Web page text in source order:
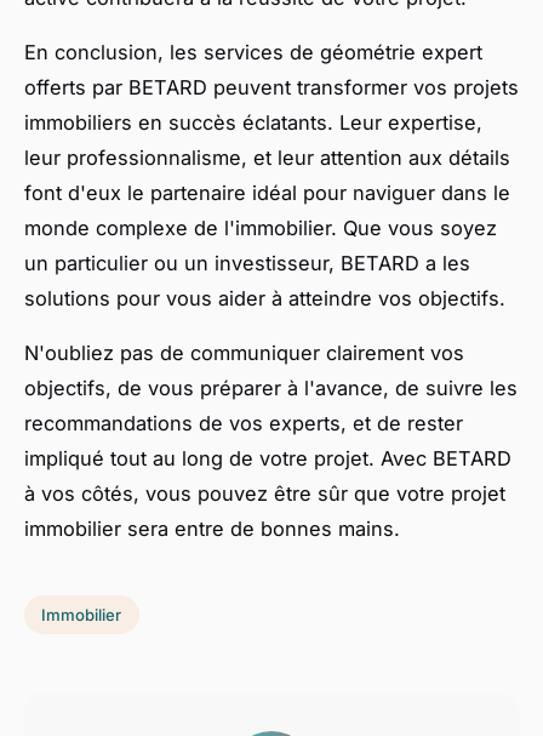
En conclusion, les services de géométrie expert
offerts par BETARD peuvent transformer vos projets
immobiliers en succès éclatants. Leur expertise,
leur professionnalisme, et leur attention aux détails
font d'eux le partenaire idéal pour naviguer dans le
monde complexe de l'immobilier. Que vous soyez
un particulier ou un investisseur, BETARD a les
solutions pour vous aider à atteindre vos objectifs.
N'oubliez pas de communiquer clairement vos
objectifs, de vous préparer à l'avance, de suivre les
recommandations de vos experts, et de rester
impliqué tout au long de votre projet. Avec BETARD
à vos côtés, vous pouvez être sûr que votre projet
immobilier sera entre de bonnes mains.
Immobilier